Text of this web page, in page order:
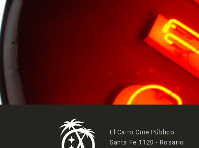
El Cairo Cine Público
Santa Fe 1120 - Rosario